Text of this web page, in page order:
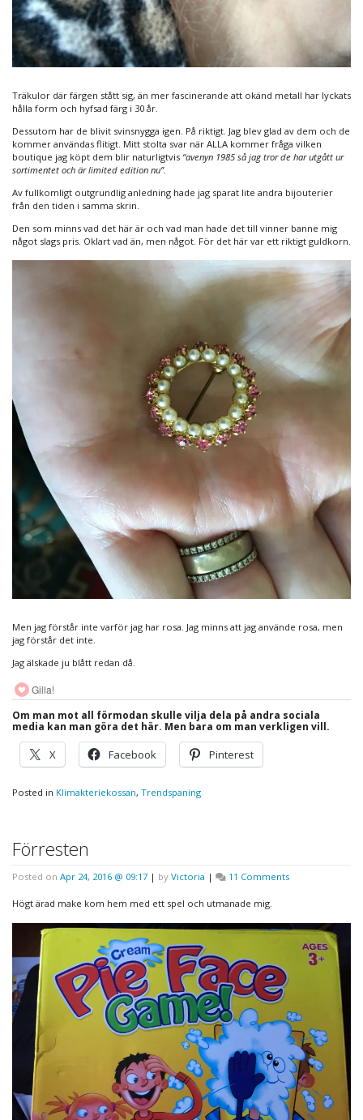
Träkulor där färgen stått sig, än mer fascinerande att okänd metall har lyckats
hålla form och hyfsad färg i 30 år.
Dessutom har de blivit svinsnygga igen. På riktigt. Jag blev glad av dem och de
kommer användas flitigt. Mitt stolta svar när ALLA kommer fråga vilken
boutique jag köpt dem blir naturligtvis “avenyn 1985 så jag tror de har utgått ur
sortimentet och är limited edition nu”.
Av fullkomligt outgrundlig anledning hade jag sparat lite andra bijouterier
från den tiden i samma skrin.
Den som minns vad det här är och vad man hade det till vinner banne mig
något slags pris. Oklart vad än, men något. För det här var ett riktigt guldkorn.
Men jag förstår inte varför jag har rosa. Jag minns att jag använde rosa, men
jag förstår det inte.
Jag älskade ju blått redan då.
Gilla!
Om man mot all förmodan skulle vilja dela på andra sociala
media kan man göra det här. Men bara om man verkligen vill.
X Facebook Pinterest
Posted in Klimakteriekossan, Trendspaning
Förresten
Posted on Apr 24, 2016 @ 09:17 | by Victoria | 11 Commentson
Högt ärad make kom hem med ett spel och utmanade mig.